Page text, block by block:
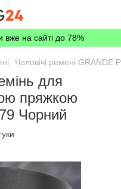
на сайті до 78%
Чоловічі ремені GRANDE
для
пряжкою
Чорний